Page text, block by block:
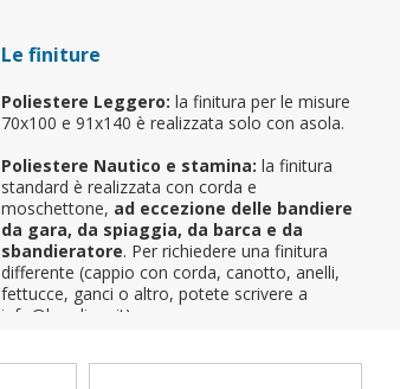
Le finiture
Poliestere Leggero: la finitura per le misure
70x100 e 91x140 è realizzata solo con asola.
Poliestere Nautico e stamina: la finitura
standard è realizzata con corda e
moschettone, ad eccezione delle bandiere
da gara, da spiaggia, da barca e da
sbandieratore. Per richiedere una finitura
differente (cappio con corda, canotto, anelli,
fettucce, ganci o altro, potete scrivere a
info@bandiere.it).